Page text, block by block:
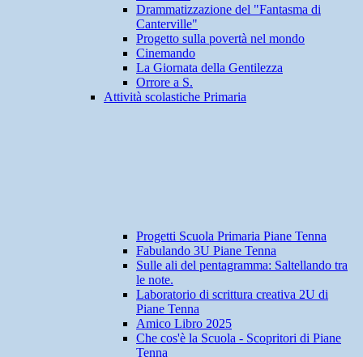
Drammatizzazione del "Fantasma di
Canterville"
Progetto sulla povertà nel mondo
Cinemando
La Giornata della Gentilezza
Orrore a S.
Attività scolastiche Primaria
Progetti Scuola Primaria Piane Tenna
Fabulando 3U Piane Tenna
Sulle ali del pentagramma: Saltellando tra
le note.
Laboratorio di scrittura creativa 2U di
Piane Tenna
Amico Libro 2025
Che cos'è la Scuola - Scopritori di Piane
Tenna